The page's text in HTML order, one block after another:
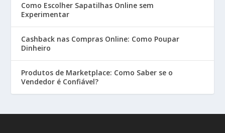
Como Escolher Sapatilhas Online sem
Experimentar
Cashback nas Compras Online: Como Poupar
Dinheiro
Produtos de Marketplace: Como Saber se o
Vendedor é Confiável?